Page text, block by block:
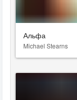
Альфа
Michael Stearns